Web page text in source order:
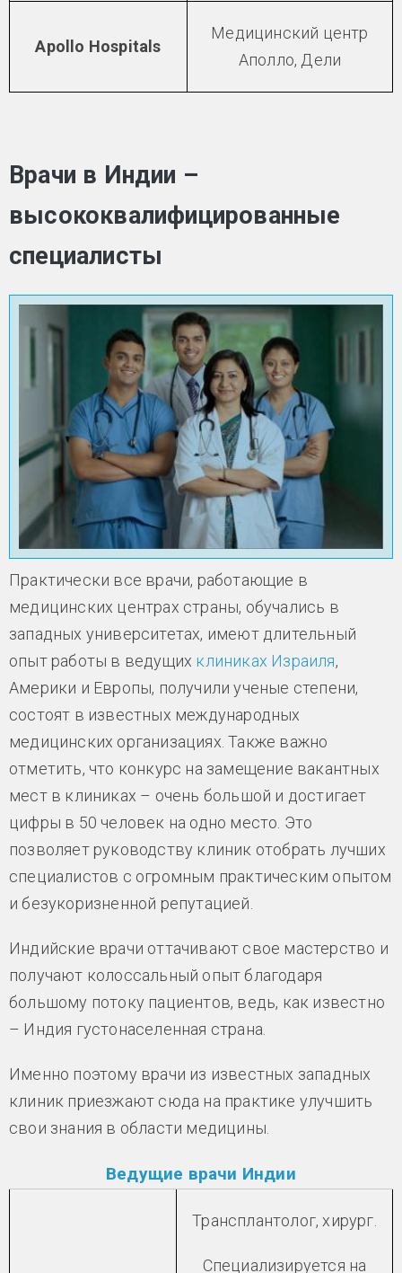
Apollo Hospitals
Медицинский центр
Аполло, Дели
Врачи в Индии –
высококвалифицированные
специалисты
Практически все врачи, работающие в
медицинских центрах страны, обучались в
западных университетах, имеют длительный
опыт работы в ведущих клиниках Израиля,
Америки и Европы, получили ученые степени,
состоят в известных международных
медицинских организациях. Также важно
отметить, что конкурс на замещение вакантных
мест в клиниках – очень большой и достигает
цифры в 50 человек на одно место. Это
позволяет руководству клиник отобрать лучших
специалистов с огромным практическим опытом
и безукоризненной репутацией.
Индийские врачи оттачивают свое мастерство и
получают колоссальный опыт благодаря
большому потоку пациентов, ведь, как известно
– Индия густонаселенная страна.
Именно поэтому врачи из известных западных
клиник приезжают сюда на практике улучшить
свои знания в области медицины.
Ведущие врачи Индии
Трансплантолог, хирург.
Специализируется на